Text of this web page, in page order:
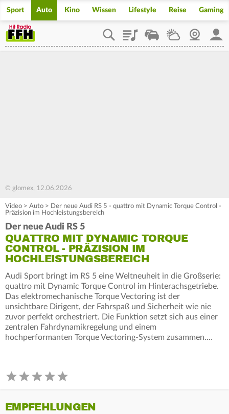
Sport Auto Kino Wissen Lifestyle Reise Gaming
PlaylistStaupilotWetterWebcam
© glomex, 12.06.2026
Video > Auto > Der neue Audi RS 5 - quattro mit Dynamic Torque Control -
Präzision im Hochleistungsbereich
Der neue Audi RS 5
QUATTRO MIT DYNAMIC TORQUE
CONTROL - PRÄZISION IM
HOCHLEISTUNGSBEREICH
Audi Sport bringt im RS 5 eine Weltneuheit in die Großserie:
quattro mit Dynamic Torque Control im Hinterachsgetriebe.
Das elektromechanische Torque Vectoring ist der
unsichtbare Dirigent, der Fahrspaß und Sicherheit wie nie
zuvor perfekt orchestriert. Die Funktion setzt sich aus einer
zentralen Fahrdynamikregelung und einem
hochperformanten Torque Vectoring-System zusammen.…
EMPFEHLUNGEN